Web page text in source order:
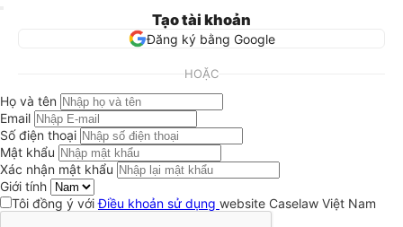
Tạo tài khoản
Đăng ký bằng Google
HOẶC
Họ và tên
Email
Số điện thoại
Mật khẩu
Xác nhận mật khẩu
Giới tính
Tôi đồng ý vớiĐiều khoản sử dụng website Caselaw Việt Nam